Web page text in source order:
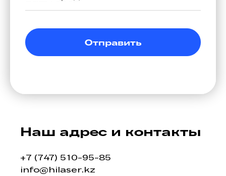
Отправить
Наш адрес и контакты
+7 (747) 510-95-85
info@hilaser.kz